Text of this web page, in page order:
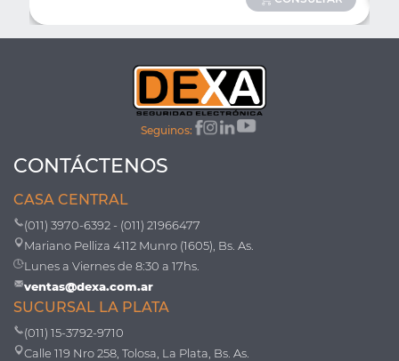
Seguinos:
CONTÁCTENOS
CASA CENTRAL
(011) 3970-6392 - (011) 21966477
Mariano Pelliza 4112 Munro (1605), Bs. As.
Lunes a Viernes de 8:30 a 17hs.
ventas@dexa.com.ar
SUCURSAL LA PLATA
(011) 15-3792-9710
Calle 119 Nro 258, Tolosa, La Plata, Bs. As.